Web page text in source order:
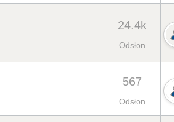
24.4k
Odsłon
567
Odsłon